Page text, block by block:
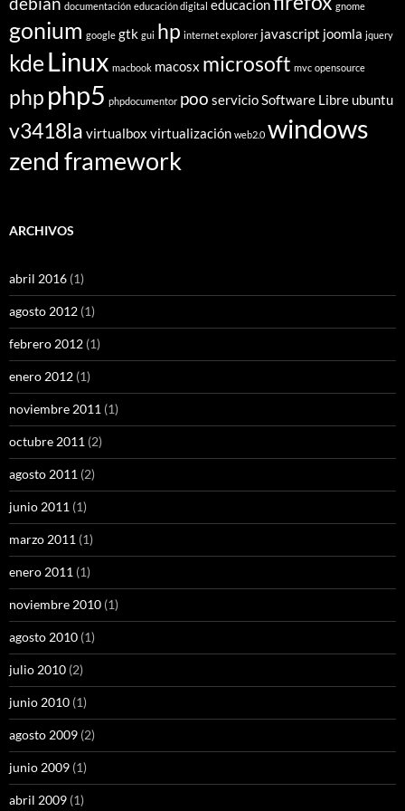
documentación educación digital educacion gnome
gonium google gtk gui hp internet explorer javascript joomla jquery
kde Linux macbook macosx microsoft mvc opensource
php php5 phpdocumentor poo servicioSoftware Libre ubuntu
v3418la virtualbox virtualización web2.0 windows
zend framework
ARCHIVOS
abril 2016 (1)
agosto 2012 (1)
febrero 2012 (1)
enero 2012 (1)
noviembre 2011 (1)
octubre 2011 (2)
agosto 2011 (2)
junio 2011 (1)
marzo 2011 (1)
enero 2011 (1)
noviembre 2010 (1)
agosto 2010 (1)
julio 2010 (2)
junio 2010 (1)
agosto 2009 (2)
junio 2009 (1)
abril 2009 (1)